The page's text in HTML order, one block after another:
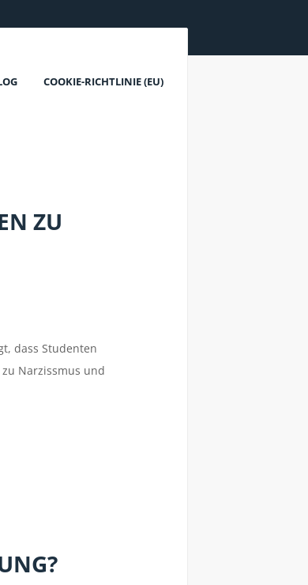
COOKIE-RICHTLINIE (EU)
ZU
dass Studenten
Narzissmus und